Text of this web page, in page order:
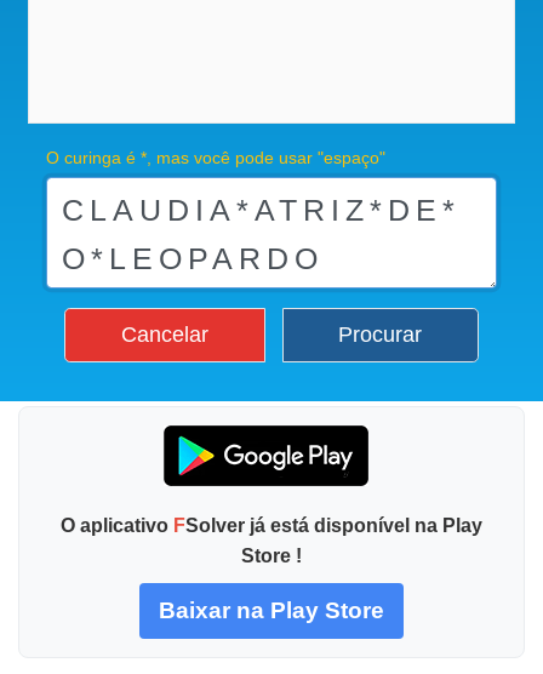
O curinga é *, mas você pode usar "espaço"
Cancelar Procurar
O aplicativo FSolver já está disponível na Play
Store !
Baixar na Play Store